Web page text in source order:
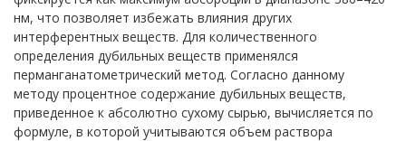
нм, что позволяет избежать влияния других
интерферентных веществ. Для количественного
определения дубильных веществ применялся
перманганатометрический метод. Согласно данному
методу процентное содержание дубильных веществ,
приведенное к абсолютно сухому сырью, вычисляется по
формуле, в которой учитываются объем раствора